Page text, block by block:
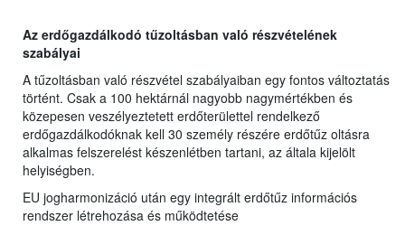
Az erdőgazdálkodó tűzoltásban való részvételének
szabályai
A tűzoltásban való részvétel szabályaiban egy fontos változtatás
történt. Csak a 100 hektárnál nagyobb nagymértékben és
közepesen veszélyeztetett erdőterülettel rendelkező
erdőgazdálkodóknak kell 30 személy részére erdőtűz oltásra
alkalmas felszerelést készenlétben tartani, az általa kijelölt
helyiségben.
EU jogharmonizáció után egy integrált erdőtűz információs
rendszer létrehozása és működtetése